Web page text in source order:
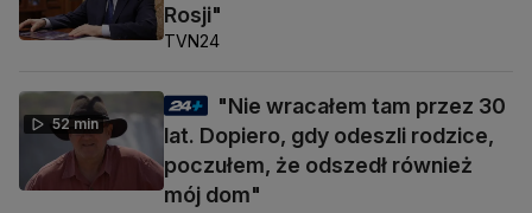
Rosji"
TVN24
52 min
"Nie wracałem tam przez 30
lat. Dopiero, gdy odeszli rodzice,
poczułem, że odszedł również
mój dom"